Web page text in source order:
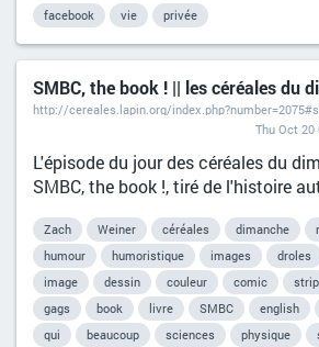
facebook vie privée
SMBC, the book ! || les céréales du
http://cereales.lapin.org/
Thu Oct 20
L'épisode du jour des céréales du
SMBC, the book !, tiré de l'histoire
Zach Weiner céréales dimanche
humour
humoristique images droles
image
dessin couleur comic strip
gags
book livre SMBC english
qui
beaucoup sciences physique